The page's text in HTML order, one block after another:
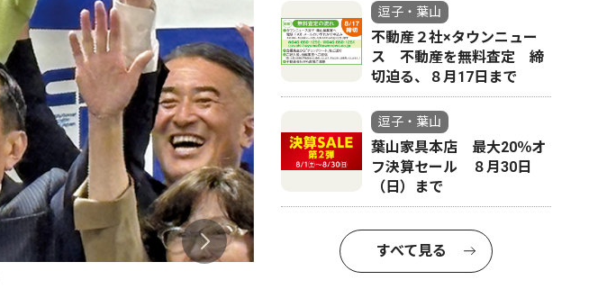
逗子・葉山
不動産２社×タウンニュー
ス 不動産を無料査定 締
切迫る、８月17日まで
逗子・葉山
葉山家具本店 最大20％オ
フ決算セール ８月30日
（日）まで
すべて見る